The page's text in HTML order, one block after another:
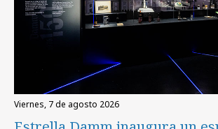
viernes, 7 de agosto 2026